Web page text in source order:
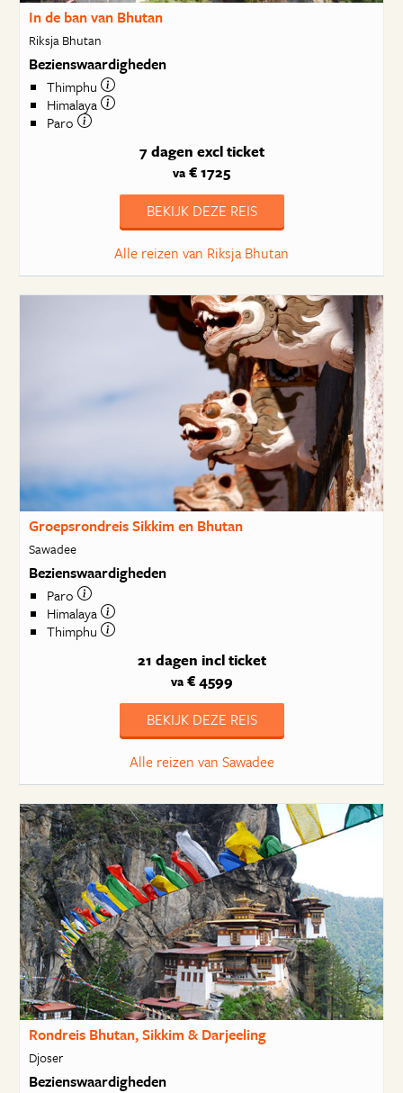
In de ban van Bhutan
Riksja Bhutan
Bezienswaardigheden
Thimphu
Himalaya
Paro
7 dagen excl ticket
va € 1725
BEKIJK DEZE REIS
Alle reizen van Riksja Bhutan
Groepsrondreis Sikkim en Bhutan
Sawadee
Bezienswaardigheden
Paro
Himalaya
Thimphu
21 dagen incl ticket
va€ 4599
BEKIJK DEZE REIS
Alle reizen van Sawadee
Rondreis Bhutan, Sikkim & Darjeeling
Djoser
Bezienswaardigheden